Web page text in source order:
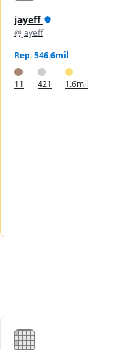
jayeff
@jayeff
Rep: 546.6mil
11 421 1.6mil